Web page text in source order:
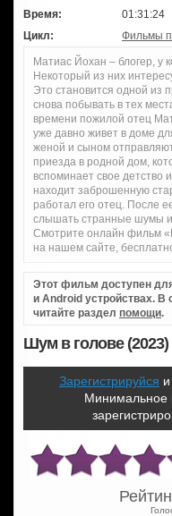
Время:
01:31:24
Цикл:
Фильмы
Матиас Йохан – блогер, у
Некоторый из них
Это становится одной из
снова побывать в тех
времени пожилой отец
уже давно живет в доме
женой и сыном
приезда в родной дом,
вспоминает свое детство
находит заброшенную
работал его отец. После
слышать странные шумы и
Смотрите онлайн фильм
на нашем сайте,
Этот фильм доступен
и Android устройствах. В
читайте раздел помощи.
Шум в голове
Зарегистрируйся
Минимальное